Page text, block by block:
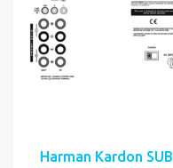
Harman Kardon SUB